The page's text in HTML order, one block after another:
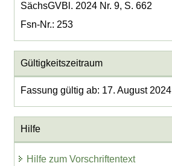
SächsGVBl. 2024 Nr. 9, S. 662
Fsn-Nr.: 253
Gültigkeitszeitraum
Fassung gültig ab: 17. August 2024
Hilfe
Hilfe zum Vorschriftentext